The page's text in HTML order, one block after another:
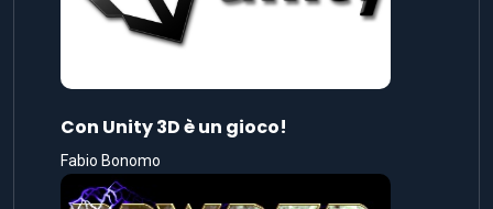
Con Unity 3D è un gioco!
Fabio Bonomo